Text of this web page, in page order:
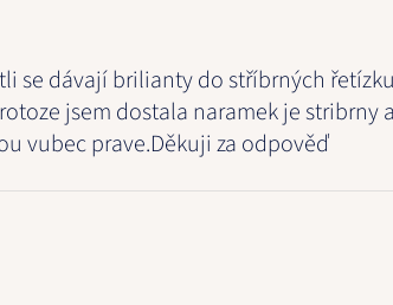
se dávají brilianty do stříbrných
jsem dostala naramek je stribrny
vubec prave.Děkuji za odpověď